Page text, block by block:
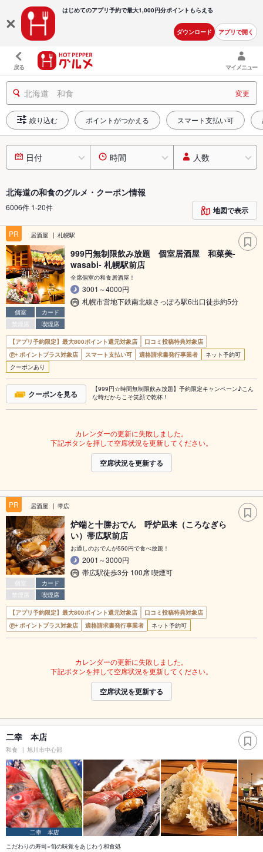
はじめてのアプリ予約で最大1,000円分ポイントもらえる
ダウンロード アプリで開く
戻る マイメニュー
北海道 和食 変更
絞り込む ポイントがつかえる スマート支払い可
日付 時間 人数
北海道の和食のグルメ・クーポン情報
6006件 1-20件 地図で表示
PR 居酒屋 札幌駅
個室
カード
禁煙席
喫煙席
999円無制限飲み放題 個室居酒屋 和菜美-
wasabi- 札幌駅前店
全席個室の和食居酒屋！
3001～4000円
札幌市営地下鉄南北線さっぽろ駅6出口徒歩約5分
【アプリ予約限定】最大800ポイント還元対象店
口コミ投稿特典対象店
ポイントプラス対象店
スマート支払い可 適格請求書発行事業者
ネット予約可
クーポンあり
クーポンを見る
【999円☆時間無制限飲み放題】予約限定キャンペーン♪こん
な時だからこそ笑顔で乾杯！
カレンダーの更新に失敗しました。
下記ボタンを押して空席状況を更新してください。
空席状況を更新する
PR 居酒屋 帯広
個室
カード
禁煙席
喫煙席
炉端と十勝おでん 呼炉凪来（ころなぎら
い）帯広駅前店
お通しのおでんが550円で食べ放題！
2001～3000円
帯広駅徒歩3分 100席 喫煙可
【アプリ予約限定】最大800ポイント還元対象店
口コミ投稿特典対象店
ポイントプラス対象店
適格請求書発行事業者 ネット予約可
カレンダーの更新に失敗しました。
下記ボタンを押して空席状況を更新してください。
空席状況を更新する
二幸 本店
和食 旭川市中心部
こだわりの寿司×旬の味覚をあじわう和食処